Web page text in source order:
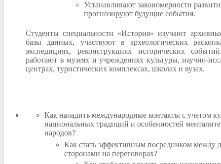
Устанавливают закономерности
прогнозируют будущие события.
Студенты специальности «История» изучают
базы данных, участвуют в археологических
экспедициях, реконструкциях исторических
работают в музеях и учреждениях культуры, научно-
центрах, туристических комплексах, школах и вузах.
Как наладить международные контакты с учетом
национальных традиций и особенностей
народов?
Как стать эффективным посредником между
сторонами на переговорах?